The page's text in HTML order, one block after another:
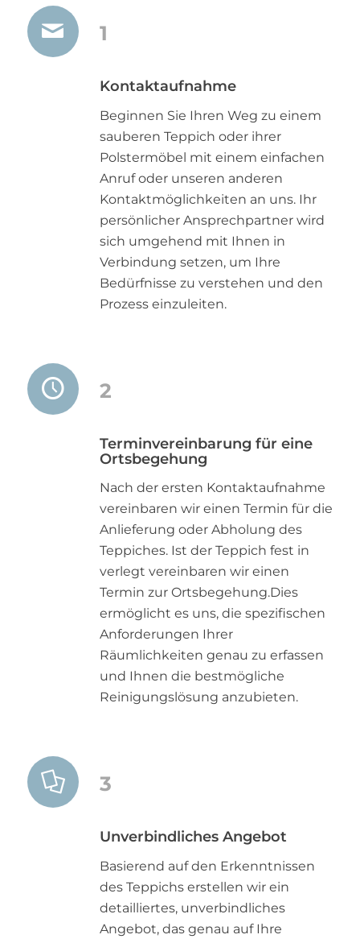
1
Kontaktaufnahme
Beginnen Sie Ihren Weg zu einem
sauberen Teppich oder ihrer
Polstermöbel mit einem einfachen
Anruf oder unseren anderen
Kontaktmöglichkeiten an uns. Ihr
persönlicher Ansprechpartner wird
sich umgehend mit Ihnen in
Verbindung setzen, um Ihre
Bedürfnisse zu verstehen und den
Prozess einzuleiten.
2
Terminvereinbarung für eine
Ortsbegehung
Nach der ersten Kontaktaufnahme
vereinbaren wir einen Termin für die
Anlieferung oder Abholung des
Teppiches. Ist der Teppich fest in
verlegt vereinbaren wir einen
Termin zur Ortsbegehung.Dies
ermöglicht es uns, die spezifischen
Anforderungen Ihrer
Räumlichkeiten genau zu erfassen
und Ihnen die bestmögliche
Reinigungslösung anzubieten.
3
Unverbindliches Angebot
Basierend auf den Erkenntnissen
des Teppichs erstellen wir ein
detailliertes, unverbindliches
Angebot, das genau auf Ihre